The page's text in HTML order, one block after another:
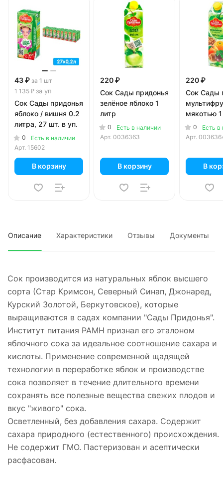
43 ₽ за 1 шт
1 135 ₽ за уп
Сок Сады придонья
яблоко / вишня 0.2
литра, 27 шт. в уп.
0
Есть в наличии
Арт. 15602
В корзину
220 ₽
Сок Сады придонья
зелёное яблоко 1
литр
0
Есть в наличии
Арт. 0036363
В корзину
220 ₽
Сок Сады
мякотью 1
0
Есть в
Арт.
В
Описание Характеристики Отзывы Документы
Сок производится из натуральных яблок высшего
сорта (Стар Кримсон, Северный Синап, Джонаред,
Курский Золотой, Беркутовское), которые
выращиваются в садах компании "Сады Придонья".
Институт питания РАМН признал его эталоном
яблочного сока за идеальное соотношение сахара и
кислоты. Применение современной щадящей
технологии в переработке яблок и производстве
сока позволяет в течение длительного времени
сохранять все полезные вещества свежих плодов и
вкус "живого" сока.
Осветленный, без добавления сахара. Содержит
сахара природного (естественного) происхождения.
Не содержит ГМО. Пастеризован и асептически
расфасован.